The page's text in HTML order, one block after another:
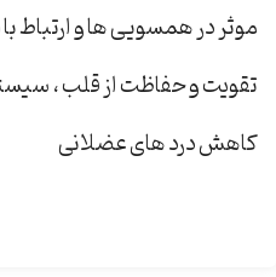
موثر در همسویی ها و ارتباط
تقویت و حفاظت از قلب ،
کاهش درد های عضلانی